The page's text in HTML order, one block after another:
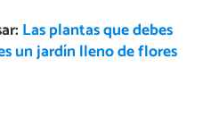
Las plantas que debes
un jardín lleno de flores